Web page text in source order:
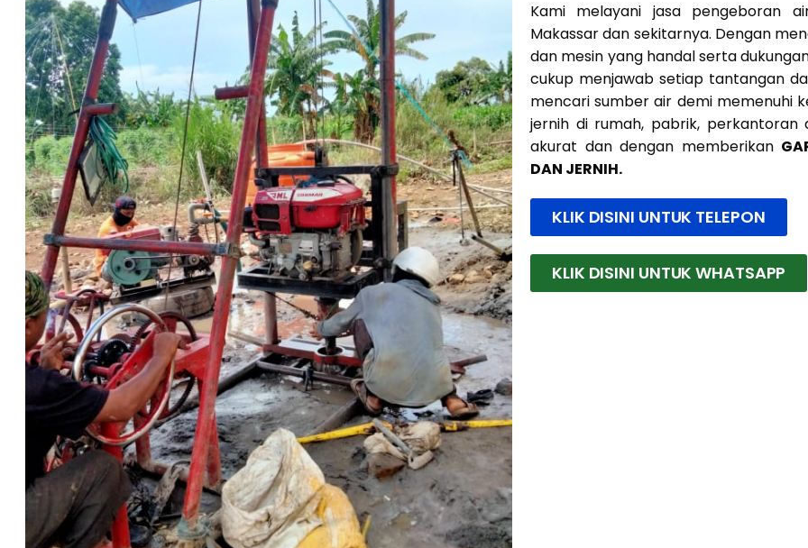
Kami melayani jasa pengeboran
Makassar dan sekitarnya. Dengan
dan mesin yang handal serta
cukup menjawab setiap tantangan
mencari sumber air demi memenuhi
jernih di rumah, pabrik,
akurat dan dengan memberikan
DAN JERNIH.
KLIK DISINI UNTUK TELEPON
KLIK DISINI UNTUK WHATSAPP